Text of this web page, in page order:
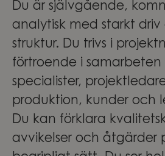
Du är självgående,
analytisk med starkt
struktur. Du trivs i
förtroende i samarbeten
specialister,
produktion, kunder och
Du kan förklara
avvikelser och åtgärder